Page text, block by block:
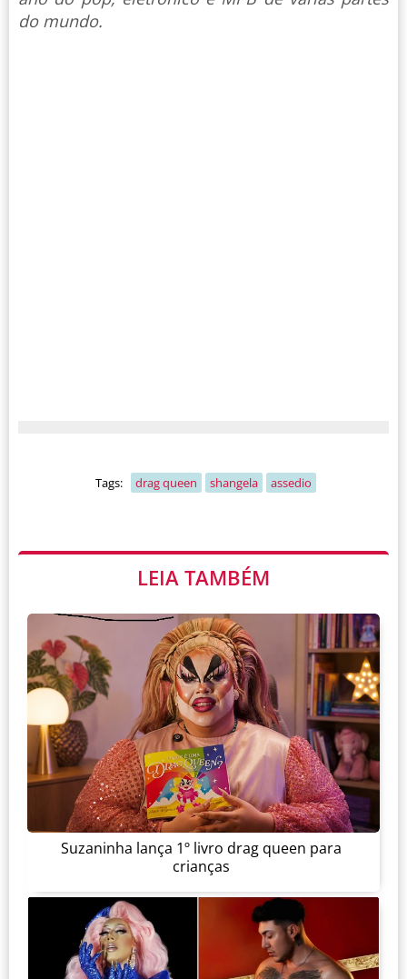
do mundo.
Tags: drag queen shangela assedio
LEIA TAMBÉM
Suzaninha lança 1º livro drag queen para
crianças